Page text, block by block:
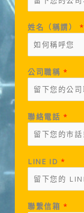
姓名（稱謂）*
公司職稱 *
聯絡電話 *
LINE ID *
聯繫信箱 *